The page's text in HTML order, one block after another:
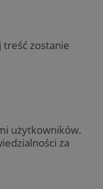
zostanie
użytkowników.
za